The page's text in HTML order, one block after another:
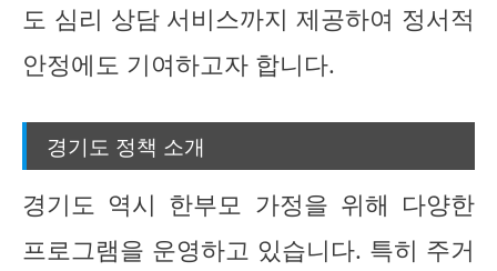
도 심리 상담 서비스까지 제공하여 정서적
안정에도 기여하고자 합니다.
경기도 정책 소개
경기도 역시 한부모 가정을 위해 다양한
프로그램을 운영하고 있습니다. 특히 주거